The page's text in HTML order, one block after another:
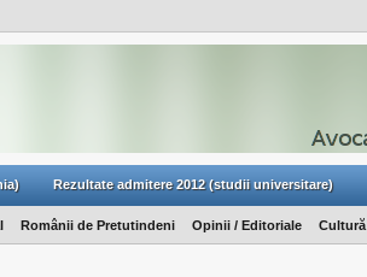
Rezultate admitere 2012 (studii universitare)
Românii de Pretutindeni Opinii / Editoriale Cultură